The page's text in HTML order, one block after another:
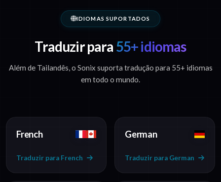
IDIOMAS SUPORTADOS
Traduzir para 55+ idiomas
Além de Tailandês, o Sonix suporta tradução para 55+ idiomas
em todo o mundo.
French
Traduzir para French
German
Traduzir para German